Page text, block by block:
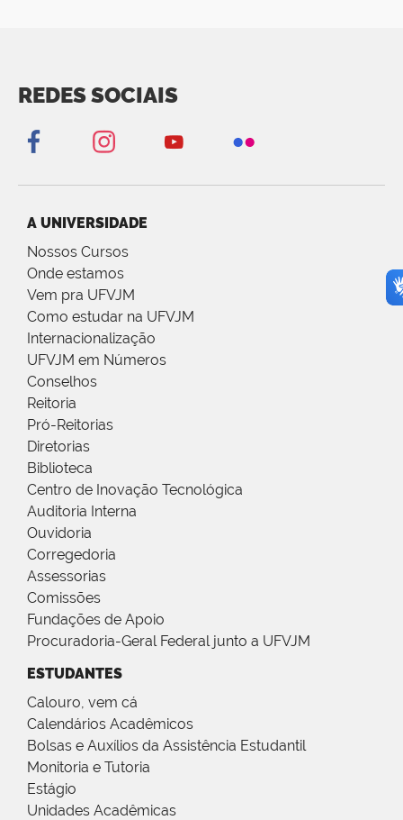
REDES SOCIAIS
A UNIVERSIDADE
Nossos Cursos
Onde estamos
Vem pra UFVJM
Como estudar na UFVJM
Internacionalização
UFVJM em Números
Conselhos
Reitoria
Pró-Reitorias
Diretorias
Biblioteca
Centro de Inovação Tecnológica
Auditoria Interna
Ouvidoria
Corregedoria
Assessorias
Comissões
Fundações de Apoio
Procuradoria-Geral Federal junto a UFVJM
ESTUDANTES
Calouro, vem cá
Calendários Acadêmicos
Bolsas e Auxílios da Assistência Estudantil
Monitoria e Tutoria
Estágio
Unidades Acadêmicas